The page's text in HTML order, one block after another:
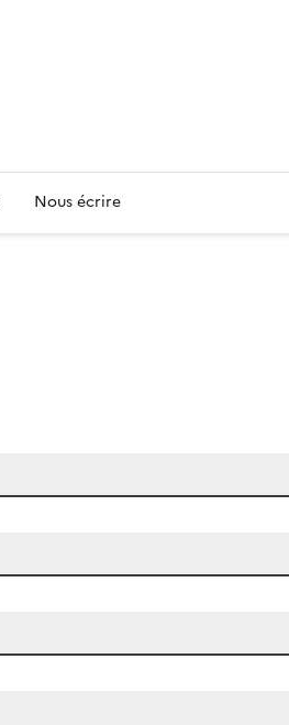
Nous écrire